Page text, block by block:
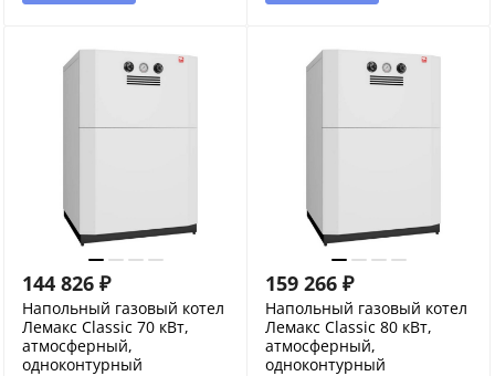
144 826 ₽
Напольный газовый котел
Лемакс Classic 70 кВт,
атмосферный,
одноконтурный
159 266 ₽
Напольный газовый котел
Лемакс Classic 80 кВт,
атмосферный,
одноконтурный